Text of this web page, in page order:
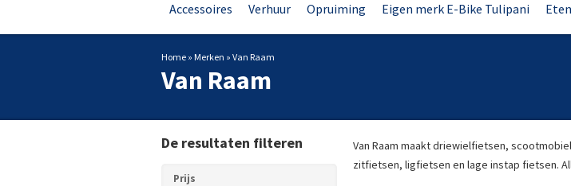
Accessoires
Verhuur Opruiming Eigen merk E-Bike Tulipani
Home » Merken » Van Raam
Van Raam
Van Raam maakt driewielfietsen,
zitfietsen, ligfietsen en lage instap fietsen.
De resultaten filteren
Prijs